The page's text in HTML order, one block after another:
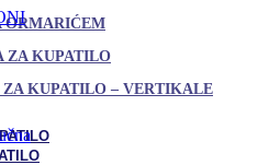
ORMARIĆEM
ZA KUPATILO
KUPATILO – VERTIKALE